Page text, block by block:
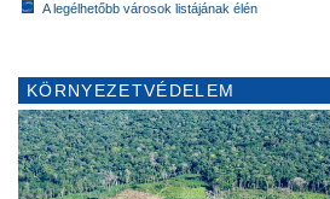
A legélhetőbb városok listájának élén
KÖRNYEZETVÉDELEM